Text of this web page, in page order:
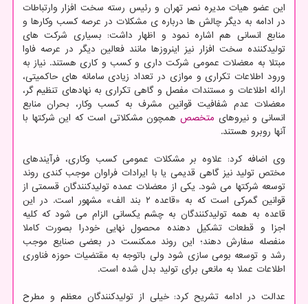
این عضو هیات مدیره نصر تهران و رئیس رسته سخت افزار وارتباطات
در ادامه به دیگر چالش ها درباره ی مشکلات در عرصه کسب وکارها و
منابع انسانی هم اشاره نمود و اظهار داشت: بسیاری شرکت های
تولیدکننده سخت افزار نیز اینروزها مانند فعالین دیگر در عرصه فاوا
مبتلا به معضلات عمومی شرکت داری و کسب و کاری هستند. نیاز به
ورود اطلاعات تکراری و موازی در تعداد زیادی سامانه های حاکمیتی،
ارائه اطلاعات و مستندات مفصل و گاهی تکراری به نهادهای تنظیم گر،
معضلات عدم شفافیت قوانین مشرف به کسب وکار، بحران منابع
انسانی و نیروهای متخصص همچون مشکلاتی است که این شرکتها با
آنها روبرو هستند.
وی اضافه کرد: علاوه بر مشکلات عمومی کسب وکاری، فرآیندهای
مختص تولید نیز گاهی قدیمی یا با ایرادات فراوان موجب کندی روند
توسعه شرکتها می شود. یکی از معضلات عمده تولیدکنندگان قسمتی از
قوانین گمرکی است که به «قاعده ۲ بند الف» مشهور است. در این
قاعده به همه تولیدکنندگان به چشم یکسانی الزام می شود که کلیه
اجزا و قطعات تشکیل دهنده محصول نهایی خودرا بصورت کاملا
منفصله سفارش دهند؛ این روند ممکنست در بعضی صنایع موجب
رشد و توسعه بومی سازی شود ولی باتوجه به مقتضیات حوزه فناوری
اطلاعات عملا به مانعی برای تولید بدل شده است.
عدالت در ادامه تشریح کرد: خیلی از تولیدکنندگان معظم و مطرح